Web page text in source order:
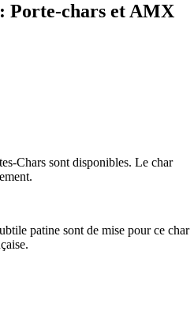
Porte-chars et AMX
Chars sont disponibles. Le char
patine sont de mise pour ce char